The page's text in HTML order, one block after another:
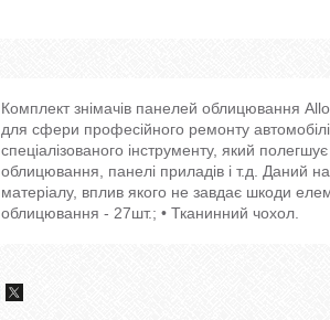
Комплект знімачів панелей облицювання
для сфери професійного ремонту
спеціалізованого інструменту, який
облицювання, панелі приладів і т.д. Даний
матеріалу, вплив якого не завдає шкоди
облицювання - 27шт.; • Тканинний чохол.